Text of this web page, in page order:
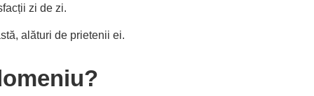
zi de zi.
alături de prietenii ei.